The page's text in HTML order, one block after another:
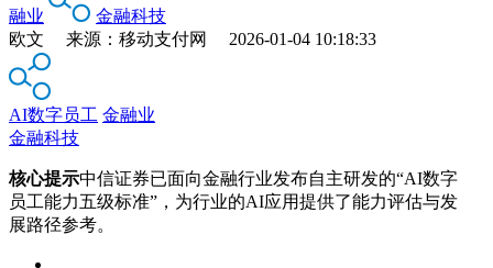
融业
金融科技
欧文 来源：移动支付网 2026-01-04 10:18:33
AI数字员工 金融业
金融科技
核心提示中信证券已面向金融行业发布自主研发的“AI数字
员工能力五级标准”，为行业的AI应用提供了能力评估与发
展路径参考。